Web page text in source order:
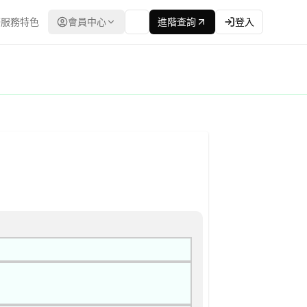
服務特色 會員中心 進階查詢 登入
標 公告
（公共工程委員會） | 更新時間：2026-04-